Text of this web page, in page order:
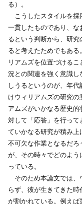
る）。
こうしたスタイルを採
一貫したものであり、
るという判断から、研
ると考えたためでもあ
リアムズを位置づける
況との関連を強く意識
しうるというのが、年
けウィリアムズの研究
アムズがいかなる歴史
対して「応答」を行って
ていかなる研究が積み
不可欠な作業となるだろ
が、その時々でどのよ
っている。
そのため本論文では、
らず、彼が生きてきた
が割かれている。例え